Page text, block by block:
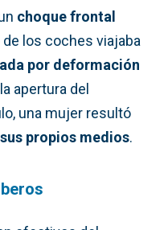
choque frontal
de los coches viajaba
por deformación
apertura del
una mujer resultó
propios medios.